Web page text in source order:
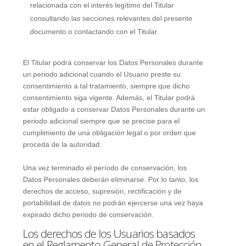
relacionada con el interés legítimo del Titular
consultando las secciones relevantes del presente
documento o contactando con el Titular.
El Titular podrá conservar los Datos Personales durante
un periodo adicional cuando el Usuario preste su
consentimiento a tal tratamiento, siempre que dicho
consentimiento siga vigente. Además, el Titular podrá
estar obligado a conservar Datos Personales durante un
periodo adicional siempre que se precise para el
cumplimiento de una obligación legal o por orden que
proceda de la autoridad.
Una vez terminado el período de conservación, los
Datos Personales deberán eliminarse. Por lo tanto, los
derechos de acceso, supresión, rectificación y de
portabilidad de datos no podrán ejercerse una vez haya
expirado dicho periodo de conservación.
Los derechos de los Usuarios basados